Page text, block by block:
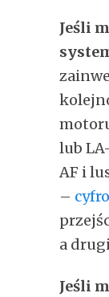
Jeśli
lub
AF i
–
a
Jeśli